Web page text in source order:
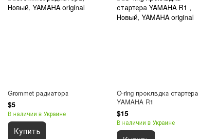
Grommet радиатора
$5
В наличии в Украине
Купить
O-ring проклвдка стартера
YAMAHA R1
$15
В наличии в Украине